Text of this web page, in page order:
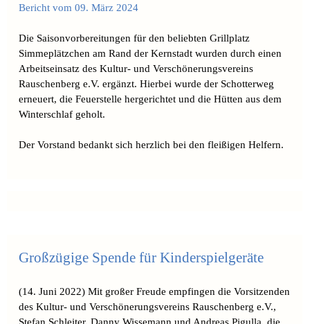
Bericht vom 09. März 2024
Die Saisonvorbereitungen für den beliebten Grillplatz
Simmeplätzchen am Rand der Kernstadt wurden durch einen
Arbeitseinsatz des Kultur- und Verschönerungsvereins
Rauschenberg e.V. ergänzt. Hierbei wurde der Schotterweg
erneuert, die Feuerstelle hergerichtet und die Hütten aus dem
Winterschlaf geholt.
Der Vorstand bedankt sich herzlich bei den fleißigen Helfern.
Großzügige Spende für Kinderspielgeräte
(14. Juni 2022) Mit großer Freude empfingen die Vorsitzenden
des Kultur- und Verschönerungsvereins Rauschenberg e.V.,